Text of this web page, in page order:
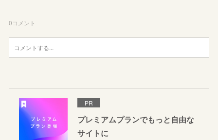
0コメント
PR
プレミアムプランでもっと自由な
サイトに